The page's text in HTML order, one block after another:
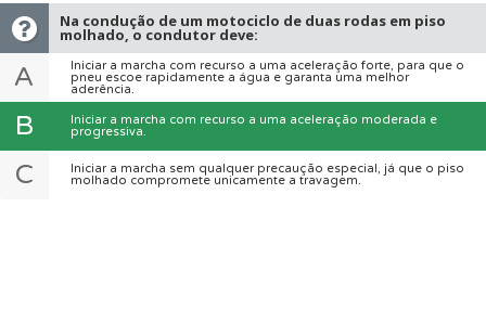
Na condução de um motociclo de duas rodas em piso
molhado, o condutor deve:
A
Iniciar a marcha com recurso a uma aceleração forte, para que o
pneu escoe rapidamente a água e garanta uma melhor
aderência.
B
Iniciar a marcha com recurso a uma aceleração moderada e
progressiva.
C
Iniciar a marcha sem qualquer precaução especial, já que o piso
molhado compromete unicamente a travagem.